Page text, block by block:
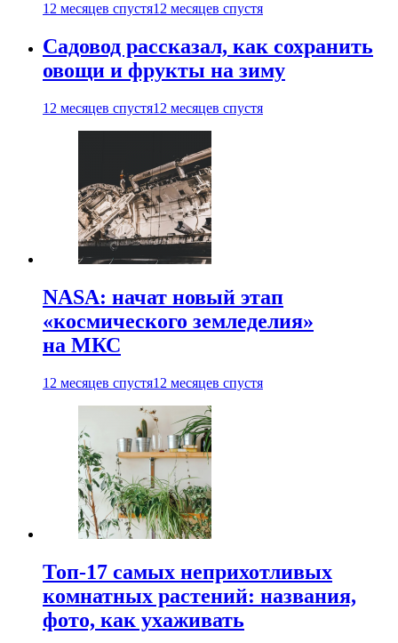
12 месяцев спустя12 месяцев спустя
Садовод рассказал, как сохранить
овощи и фрукты на зиму
12 месяцев спустя12 месяцев спустя
NASA: начат новый этап
«космического земледелия»
на МКС
12 месяцев спустя12 месяцев спустя
Топ-17 самых неприхотливых
комнатных растений: названия,
фото, как ухаживать